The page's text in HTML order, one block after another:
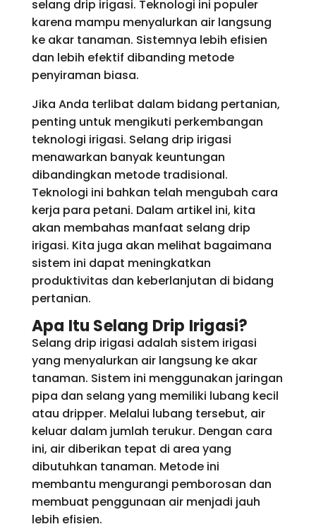
selang drip irigasi. Teknologi ini populer
karena mampu menyalurkan air langsung
ke akar tanaman. Sistemnya lebih efisien
dan lebih efektif dibanding metode
penyiraman biasa.
Jika Anda terlibat dalam bidang pertanian,
penting untuk mengikuti perkembangan
teknologi irigasi. Selang drip irigasi
menawarkan banyak keuntungan
dibandingkan metode tradisional.
Teknologi ini bahkan telah mengubah cara
kerja para petani. Dalam artikel ini, kita
akan membahas manfaat selang drip
irigasi. Kita juga akan melihat bagaimana
sistem ini dapat meningkatkan
produktivitas dan keberlanjutan di bidang
pertanian.
Apa Itu Selang Drip Irigasi?
Selang drip irigasi adalah sistem irigasi
yang menyalurkan air langsung ke akar
tanaman. Sistem ini menggunakan jaringan
pipa dan selang yang memiliki lubang kecil
atau dripper. Melalui lubang tersebut, air
keluar dalam jumlah terukur. Dengan cara
ini, air diberikan tepat di area yang
dibutuhkan tanaman. Metode ini
membantu mengurangi pemborosan dan
membuat penggunaan air menjadi jauh
lebih efisien.